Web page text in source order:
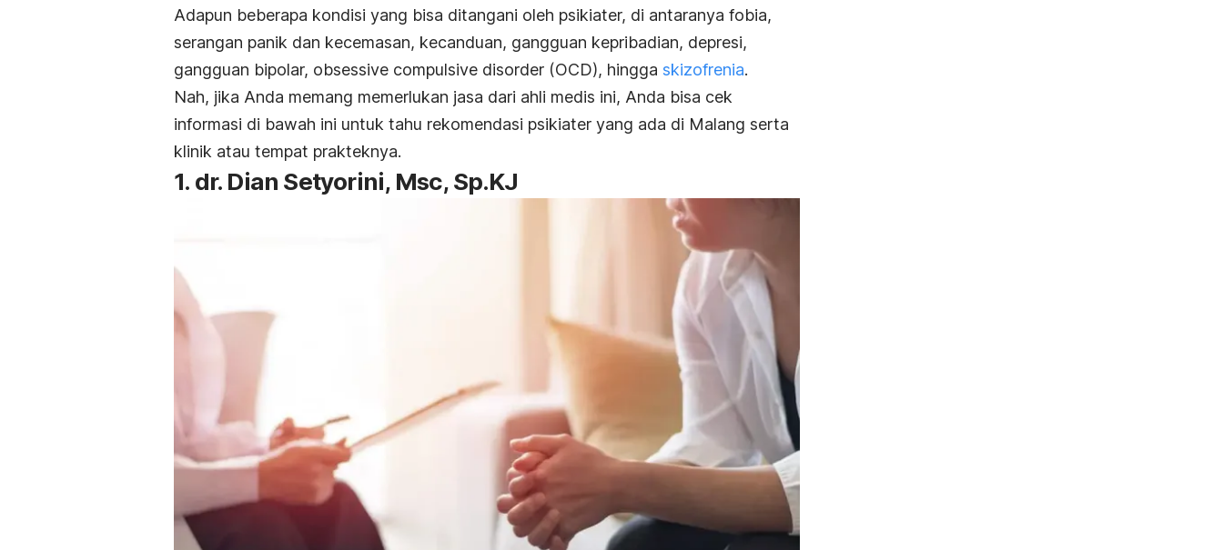
Adapun beberapa kondisi yang bisa ditangani oleh psikiater, di antaranya fobia,
serangan panik dan kecemasan, kecanduan, gangguan kepribadian, depresi,
gangguan bipolar, obsessive compulsive disorder (OCD), hingga skizofrenia.
Nah, jika Anda memang memerlukan jasa dari ahli medis ini, Anda bisa cek
informasi di bawah ini untuk tahu rekomendasi psikiater yang ada di Malang serta
klinik atau tempat prakteknya.
1. dr. Dian Setyorini, Msc, Sp.KJ